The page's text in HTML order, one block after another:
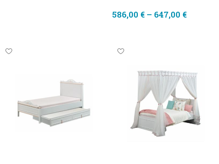
586,00 € – 647,00 €